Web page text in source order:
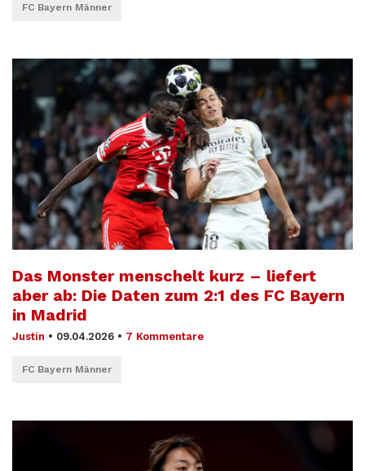
FC Bayern Männer
Das Monster menschelt kurz – liefert
aber ab: Die Daten zum 2:1 des FC Bayern
in Madrid
Justin • 09.04.2026 • 7 Kommentare
FC Bayern Männer